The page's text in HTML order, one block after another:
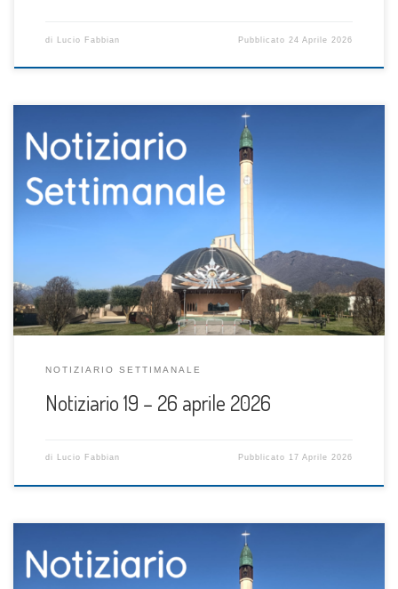
di Lucio Fabbian Pubblicato 24 Aprile 2026
NOTIZIARIO SETTIMANALE
Notiziario 19 – 26 aprile 2026
di Lucio Fabbian Pubblicato 17 Aprile 2026